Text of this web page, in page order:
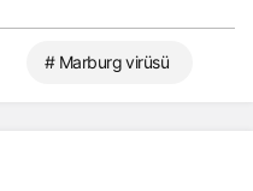
# Marburg virüsü